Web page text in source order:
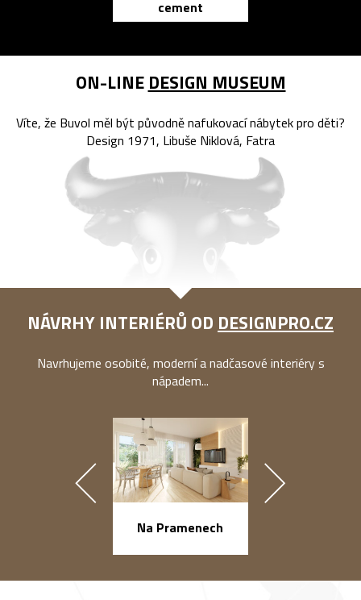
cement
ON-LINE DESIGN MUSEUM
Víte, že Buvol měl být původně nafukovací nábytek pro děti?
Design 1971, Libuše Niklová, Fatra
NÁVRHY INTERIÉRŮ OD DESIGNPRO.CZ
Navrhujeme osobité, moderní a nadčasové interiéry s
nápadem...
Na Pramenech